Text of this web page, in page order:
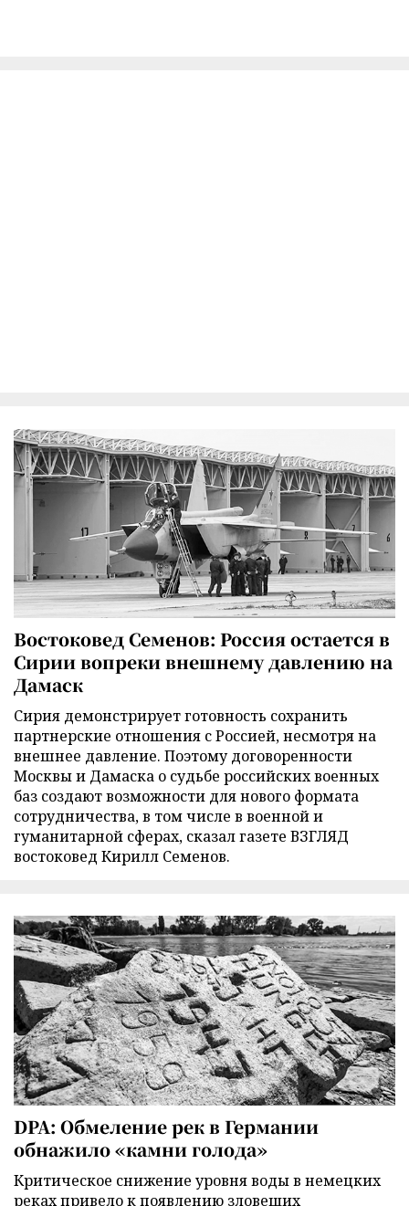
Востоковед Семенов: Россия остается в
Сирии вопреки внешнему давлению на
Дамаск
Сирия демонстрирует готовность сохранить
партнерские отношения с Россией, несмотря на
внешнее давление. Поэтому договоренности
Москвы и Дамаска о судьбе российских военных
баз создают возможности для нового формата
сотрудничества, в том числе в военной и
гуманитарной сферах, сказал газете ВЗГЛЯД
востоковед Кирилл Семенов.
DPA: Обмеление рек в Германии
обнажило «камни голода»
Критическое снижение уровня воды в немецких
реках привело к появлению зловещих